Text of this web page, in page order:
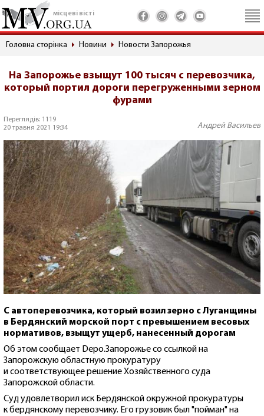
місцеві вісті
Головна сторінка Новини Новости Запорожья
На Запорожье взыщут 100 тысяч с перевозчика,
который портил дороги перегруженными зерном
фурами
Переглядів: 1119
20 травня 2021 19:34
Андрей Васильев
С автоперевозчика, который возил зерно с Луганщины
в Бердянский морской порт с превышением весовых
нормативов, взыщут ущерб, нанесенный дорогам
Об этом сообщает Depo.Запорожье со ссылкой на
Запорожскую областную прокуратуру
и соответствующее решение Хозяйственного суда
Запорожской области.
Суд удовлетворил иск Бердянской окружной прокуратуры
к бердянскому перевозчику. Его грузовик был "пойман" на